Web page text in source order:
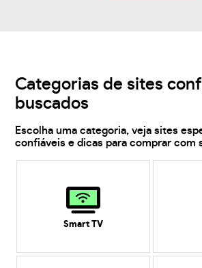
Categorias de sites
buscados
Escolha uma categoria, veja sites
confiáveis e dicas para comprar com
Smart TV